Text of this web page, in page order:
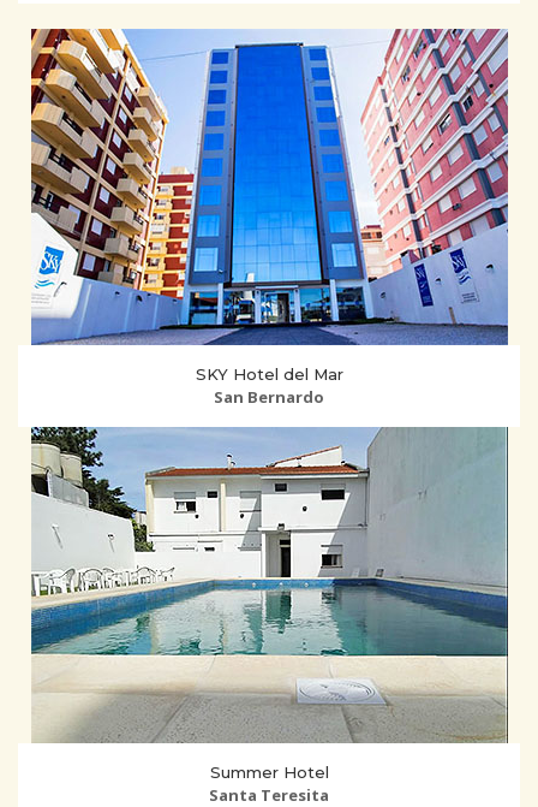
SKY Hotel del Mar
San Bernardo
Summer Hotel
Santa Teresita